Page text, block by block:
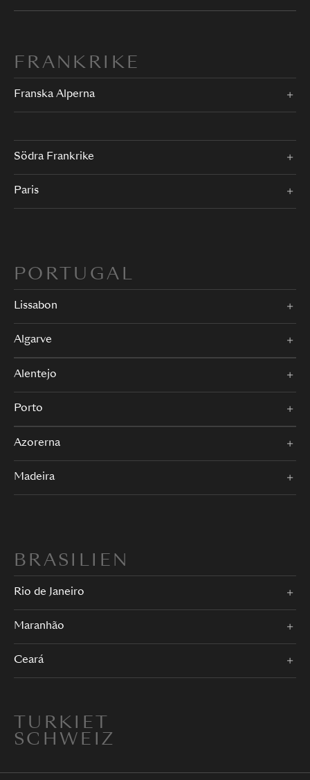
FRANKRIKE
Franska Alperna
Södra Frankrike
Paris
PORTUGAL
Lissabon
Algarve
Alentejo
Porto
Azorerna
Madeira
BRASILIEN
Rio de Janeiro
Maranhão
Ceará
TURKIET
SCHWEIZ